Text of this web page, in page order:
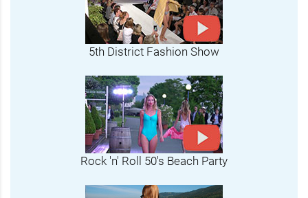
5th District Fashion Show
Rock 'n' Roll 50's Beach Party